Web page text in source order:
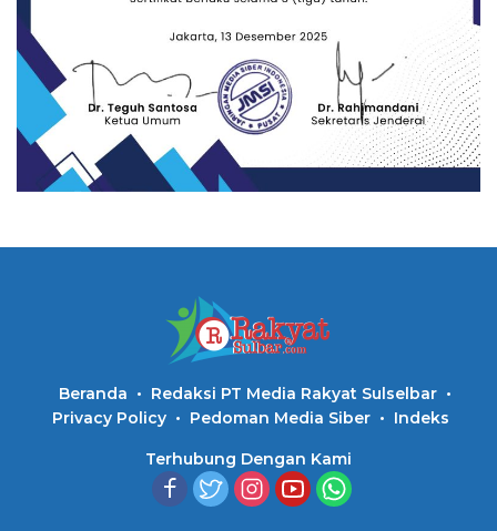
Beranda
Redaksi PT Media Rakyat Sulselbar
Privacy Policy
Pedoman Media Siber Indeks
Terhubung Dengan Kami